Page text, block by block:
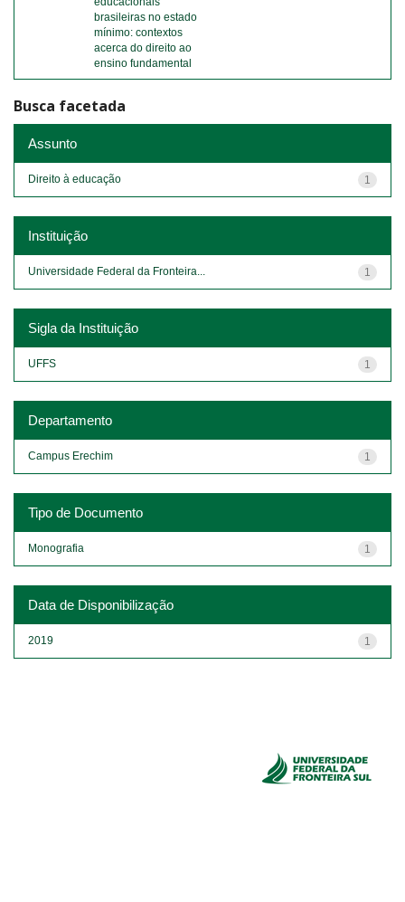
brasileiras no estado
mínimo: contextos
acerca do direito ao
ensino fundamental
Busca facetada
Assunto
1
Direito à educação
Instituição
1
Universidade Federal da Fronteira...
Sigla da Instituição
1
UFFS
Departamento
1
Campus Erechim
Tipo de Documento
1
Monografia
Data de Disponibilização
1
2019